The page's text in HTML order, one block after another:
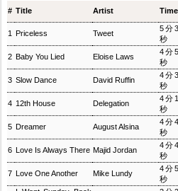
# Title Artist Time
1 Priceless Tweet
5分
秒
2 Baby You Lied Eloise Laws
4分
秒
3 Slow Dance David Ruffin
4分
秒
4 12th House Delegation
4分
秒
5 Dreamer August Alsina
4分
秒
6 Love Is Always There Majid Jordan
4分
秒
7 Love One Another Mike Lundy
4分
秒